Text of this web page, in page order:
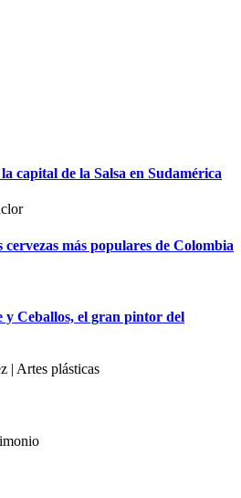
capital de la Salsa en Sudamérica
más populares de Colombia
y Ceballos, el gran pintor del
| Artes plásticas